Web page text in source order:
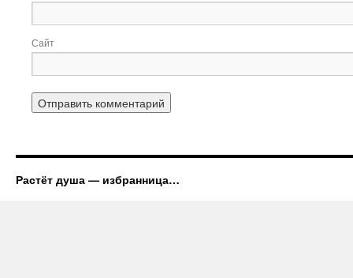
Сайт
Растёт душа — избранница…